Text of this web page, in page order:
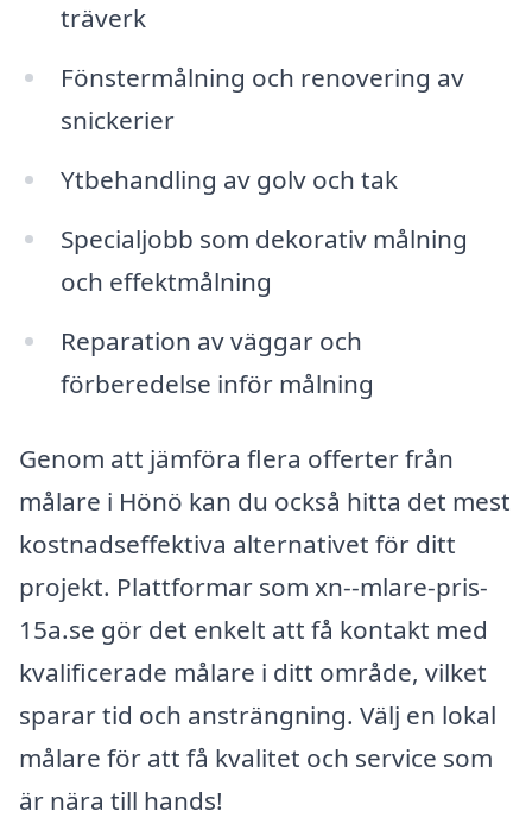
träverk
Fönstermålning och renovering av
snickerier
Ytbehandling av golv och tak
Specialjobb som dekorativ målning
och effektmålning
Reparation av väggar och
förberedelse inför målning
Genom att jämföra flera offerter från
målare i Hönö kan du också hitta det mest
kostnadseffektiva alternativet för ditt
projekt. Plattformar som xn--mlare-pris-
15a.se gör det enkelt att få kontakt med
kvalificerade målare i ditt område, vilket
sparar tid och ansträngning. Välj en lokal
målare för att få kvalitet och service som
är nära till hands!